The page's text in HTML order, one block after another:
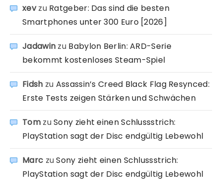
xevzu Ratgeber: Das sind die besten
Smartphones unter 300 Euro [2026]
Jadawin zu Babylon Berlin: ARD-Serie
bekommt kostenloses Steam-Spiel
Fidsh zu Assassin’s Creed Black Flag Resynced:
Erste Tests zeigen Stärken und Schwächen
TomzuSony zieht einen Schlussstrich:
PlayStation sagt der Disc endgültig Lebewohl
Marc zuSony zieht einen Schlussstrich:
PlayStation sagt der Disc endgültig Lebewohl